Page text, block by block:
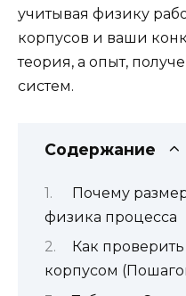
учитывая физику
корпусов и ваши
теория, а опыт,
систем.
Содержание
Почему
физика процесса
Как
корпусом